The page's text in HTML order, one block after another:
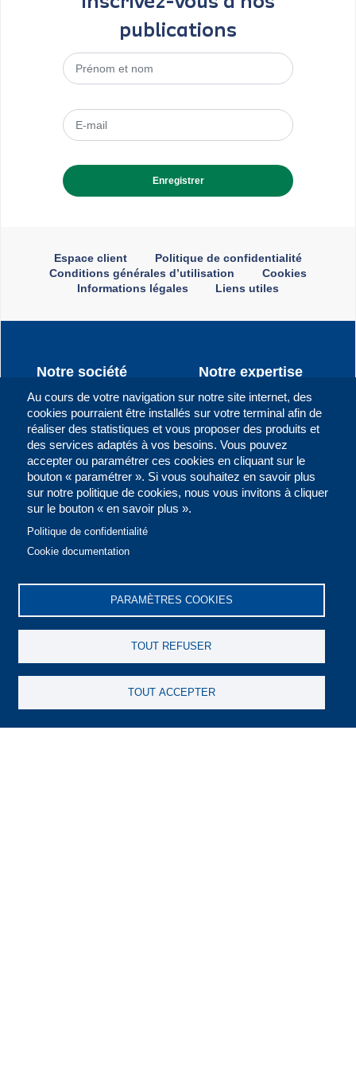
publications
Espace client
Politique de confidentialité
Conditions générales d’utilisation
Cookies
Informations légales
Liens utiles
Navigation
principale
Notre société
Notre équipe
Historique
Notre expertise
Philosophie de gestion
Gestion action
Gestion obligataire
Gestion diversifiée
FCP BOA Actions
FCP Global Investors
FCP BOA Obligations
Flash Hebdo
Lettre trimestrielle
Rapport Annuel
L'Actualité des marchés
Au cours de votre navigation sur notre site internet, des
cookies pourraient être installés sur votre terminal afin de
réaliser des statistiques et vous proposer des produits et
des services adaptés à vos besoins. Vous pouvez
accepter ou paramétrer ces cookies en cliquant sur le
bouton « paramétrer ». Si vous souhaitez en savoir plus
sur notre politique de cookies, nous vous invitons à cliquer
sur le bouton « en savoir plus ».
Politique de confidentialité
Cookie documentation
PARAMÈTRES COOKIES
TOUT REFUSER
TOUT ACCEPTER